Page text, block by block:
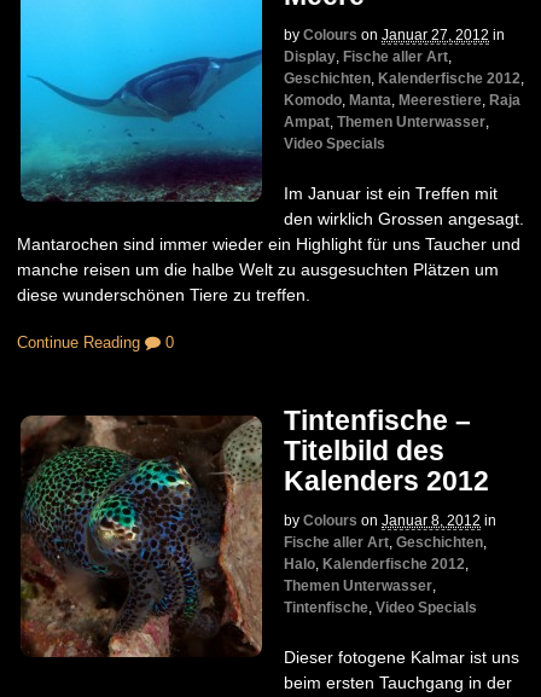
by Colours on Januar 27, 2012 in
Display, Fische aller Art,
Geschichten, Kalenderfische 2012,
Komodo, Manta, Meerestiere, Raja
Ampat, Themen Unterwasser,
Video Specials
Im Januar ist ein Treffen mit
den wirklich Grossen angesagt.
Mantarochen sind immer wieder ein Highlight für uns Taucher und
manche reisen um die halbe Welt zu ausgesuchten Plätzen um
diese wunderschönen Tiere zu treffen.
Continue Reading 0
Tintenfische –
Titelbild des
Kalenders 2012
by Colours on Januar 8, 2012 in
Fische aller Art, Geschichten,
Halo, Kalenderfische 2012,
Themen Unterwasser,
Tintenfische, Video Specials
Dieser fotogene Kalmar ist uns
beim ersten Tauchgang in der